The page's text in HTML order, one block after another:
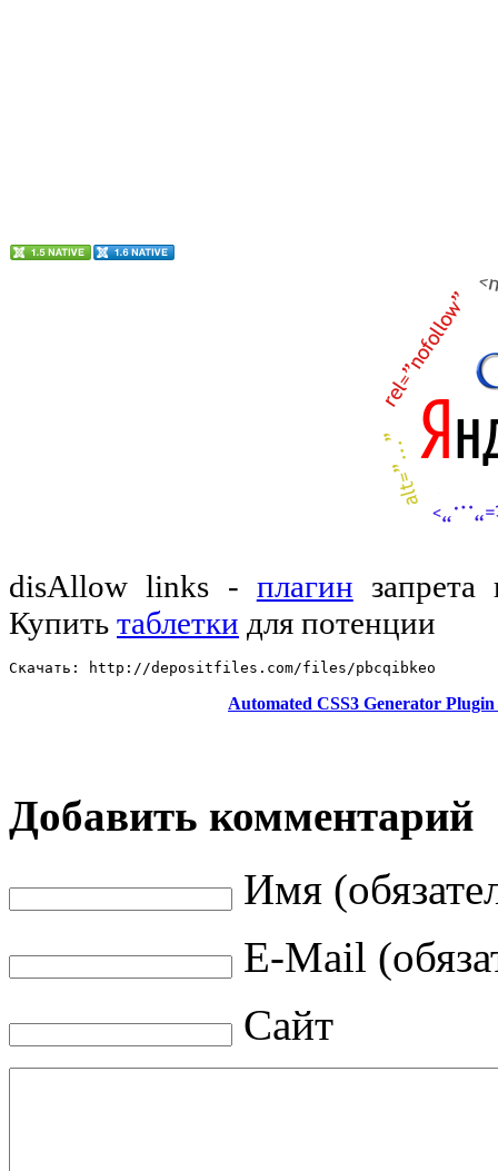
disAllow links - плагин
Купить таблетки для потенции
Скачать: http://depositfiles.com/files/pbcqibkeo
Automated CSS3 Generator Plugin
Добавить комментарий
Имя
E-Mail
Сайт